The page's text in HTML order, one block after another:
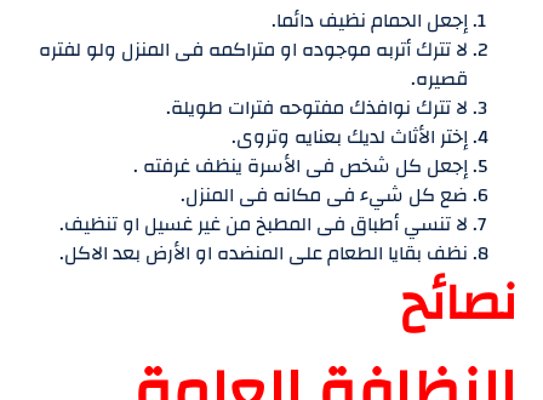
إجعل الحمام نظيف دائما.
لا تترك أتربه موجوده او متراكمه فى المنزل ولو لفتره
قصيره.
لا تترك نوافذك مفتوحه فترات طويلة.
إختر الأثاث لديك بعنايه وتروى.
إجعل كل شخص فى الأسرة ينظف غرفته .
ضع كل شيء فى مكانه فى المنزل.
لا تنسي أطباق فى المطبخ من غير غسيل او تنظيف.
نظف بقايا الطعام على المنضده او الأرض بعد الاكل.
نصائح